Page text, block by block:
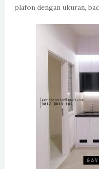
plafon dengan ukuran,